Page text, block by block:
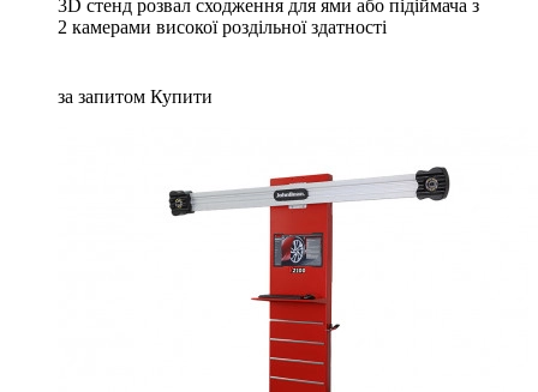
3D стенд розвал сходження для ями або підіймача з
2 камерами високої роздільної здатності
за запитом Купити